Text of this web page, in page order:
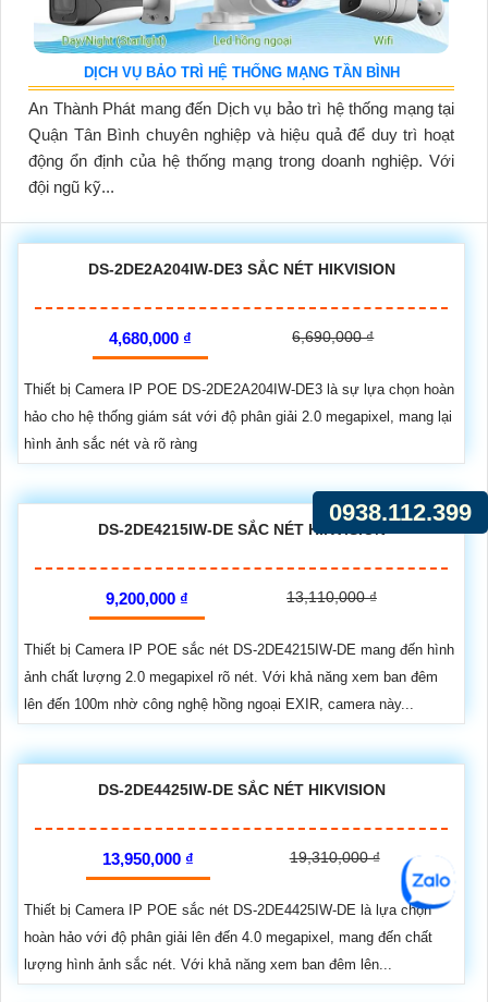
DỊCH VỤ BẢO TRÌ HỆ THỐNG MẠNG TẦN BÌNH
An Thành Phát mang đến Dịch vụ bảo trì hệ thống mạng tại
Quận Tân Bình chuyên nghiệp và hiệu quả để duy trì hoạt
động ổn định của hệ thống mạng trong doanh nghiệp. Với
đội ngũ kỹ...
DS-2DE2A204IW-DE3 SẮC NÉT HIKVISION
4,680,000 ₫ 6,690,000 ₫
Thiết bị Camera IP POE DS-2DE2A204IW-DE3 là sự lựa chọn hoàn
hảo cho hệ thống giám sát với độ phân giải 2.0 megapixel, mang lại
hình ảnh sắc nét và rõ ràng
DS-2DE4215IW-DE SẮC NÉT HIKVISION
9,200,000 ₫ 13,110,000 ₫
Thiết bị Camera IP POE sắc nét DS-2DE4215IW-DE mang đến hình
ảnh chất lượng 2.0 megapixel rõ nét. Với khả năng xem ban đêm
lên đến 100m nhờ công nghệ hồng ngoại EXIR, camera này...
DS-2DE4425IW-DE SẮC NÉT HIKVISION
13,950,000 ₫ 19,310,000 ₫
Thiết bị Camera IP POE sắc nét DS-2DE4425IW-DE là lựa chọn
hoàn hảo với độ phân giải lên đến 4.0 megapixel, mang đến chất
lượng hình ảnh sắc nét. Với khả năng xem ban đêm lên...
0938.112.399